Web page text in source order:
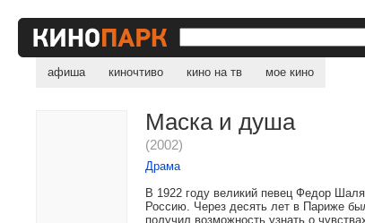
афиша киночтиво кино на тв мое кино
Маска и душа
(2002)
Драма
В 1922 году великий певец Федор
Россию. Через десять лет в Париже
получил возможность узнать о